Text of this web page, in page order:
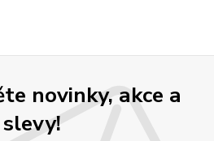
novinky, akce a
slevy!